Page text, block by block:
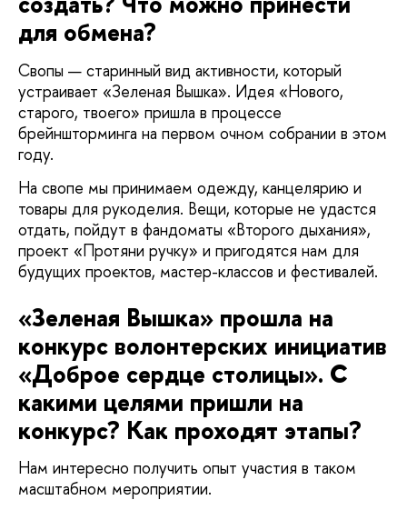
для обмена?
Свопы — старинный вид активности, который
устраивает «Зеленая Вышка». Идея «Нового,
старого, твоего» пришла в процессе
брейншторминга на первом очном собрании в этом
году.
На свопе мы принимаем одежду, канцелярию и
товары для рукоделия. Вещи, которые не удастся
отдать, пойдут в фандоматы «Второго дыхания»,
проект «Протяни ручку» и пригодятся нам для
будущих проектов, мастер-классов и фестивалей.
«Зеленая Вышка» прошла на
конкурс волонтерских инициатив
«Доброе сердце столицы». С
какими целями пришли на
конкурс? Как проходят этапы?
Нам интересно получить опыт участия в таком
масштабном мероприятии.